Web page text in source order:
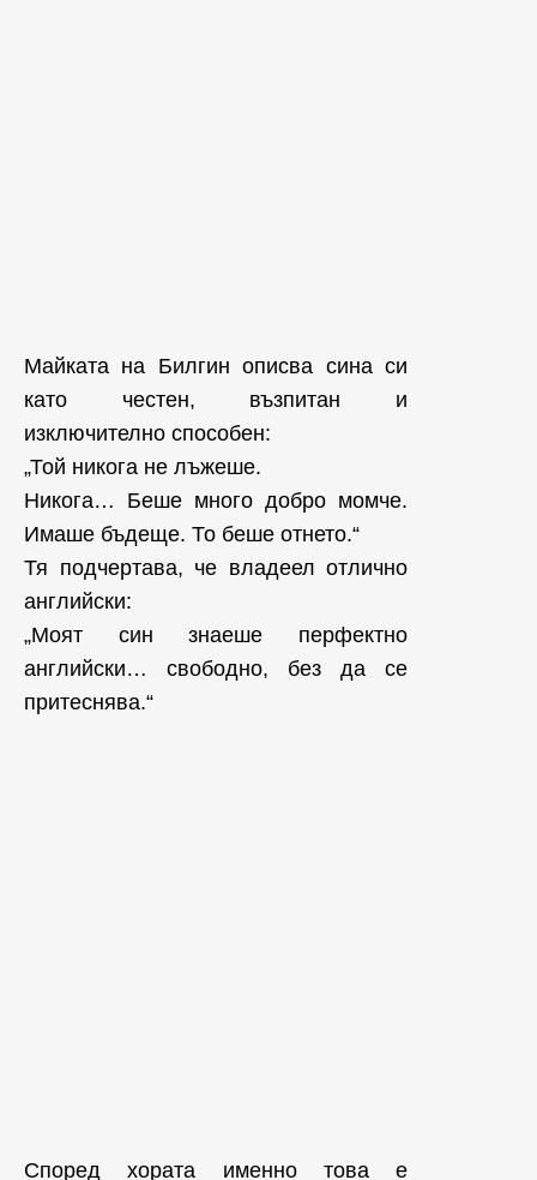
Майката на Билгин описва сина си
като честен, възпитан и
изключително способен:
„Той никога не лъжеше.
Никога… Беше много добро момче.
Имаше бъдеще. То беше отнето.“
Тя подчертава, че владеел отлично
английски:
„Моят син знаеше перфектно
английски… свободно, без да се
притеснява.“
Според хората именно това е